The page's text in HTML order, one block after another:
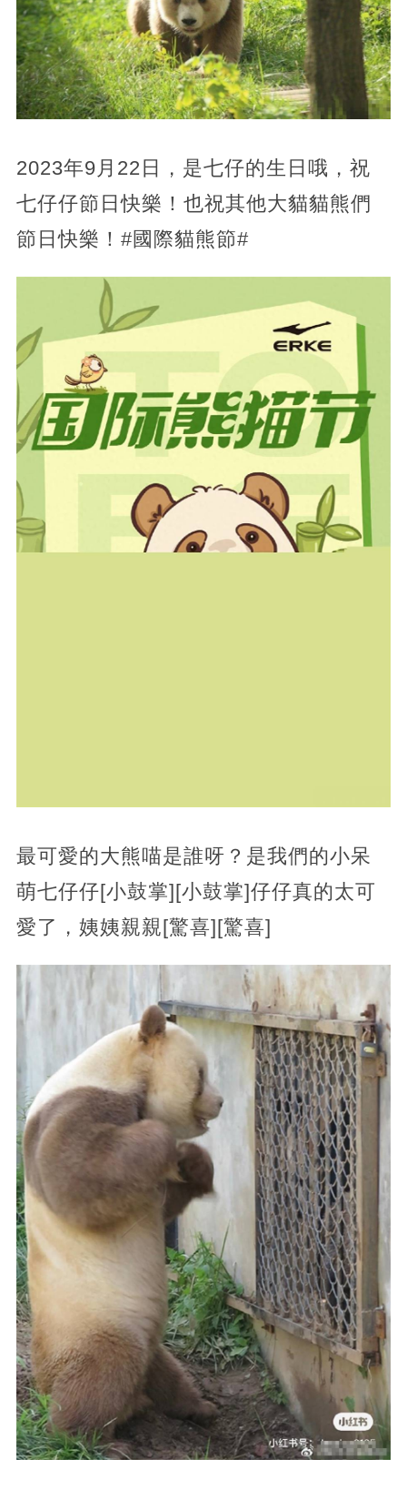
2023年9月22日，是七仔的生日哦，祝
七仔仔節日快樂！也祝其他大貓貓熊們
節日快樂！#國際貓熊節#
最可愛的大熊喵是誰呀？是我們的小呆
萌七仔仔[小鼓掌][小鼓掌]仔仔真的太可
愛了，姨姨親親[驚喜][驚喜]